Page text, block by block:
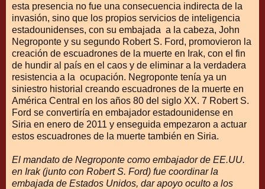
esta presencia no fue una consecuencia indirecta de la
invasión, sino que los propios servicios de inteligencia
estadounidenses, con su embajada a la cabeza, John
Negroponte y su segundo Robert S. Ford, promovieron la
creación de escuadrones de la muerte en Irak, con el fin
de hundir al país en el caos y de eliminar a la verdadera
resistencia a la ocupación. Negroponte tenía ya un
siniestro historial creando escuadrones de la muerte en
América Central en los años 80 del siglo XX. 7 Robert S.
Ford se convertiría en embajador estadounidense en
Siria en enero de 2011 y enseguida empezaron a actuar
estos escuadrones de la muerte también en Siria.
El mandato de Negroponte como embajador de EE.UU.
en Irak (junto con Robert S. Ford) fue coordinar la
embajada de Estados Unidos, dar apoyo oculto a los